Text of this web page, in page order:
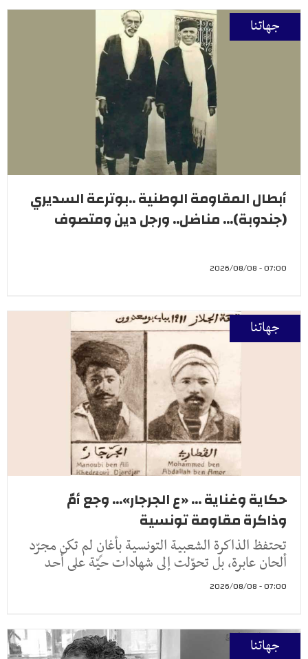
جهاتنا
أبطال المقاومة الوطنية ..بوترعة السديري
(جندوبة)... مناضل.. ورجل دين ومتصوف
07:00 - 2026/08/08
جهاتنا
حكاية وغناية ... «ع الجرجار»... وجع أمّ
وذاكرة مقاومة تونسية
تحتفظ الذاكرة الشعبية التونسية بأغانٍ لم تكن مجرّد
ألحان عابرة، بل تحوّلت إلى شهادات حيّة على أحد
07:00 - 2026/08/08
جهاتنا